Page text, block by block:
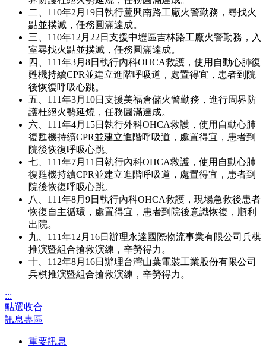
二、110年2月19日執行蘆興南路工廠火警勤務，尋找火
點並撲滅，任務圓滿達成。
三、110年12月22日支援中壢區吉林路工廠火警勤務，入
室尋找火點並撲滅，任務圓滿達成。
四、111年3月8日執行內科OHCA救護，使用自動心肺復
甦機持續CPR並建立進階呼吸道，處置得宜，患者到院
後恢復呼吸心跳。
五、111年3月10日支援美福倉儲火警勤務，進行周界防
護杜絕火勢延燒，任務圓滿達成。
六、111年4月15日執行外科OHCA救護，使用自動心肺
復甦機持續CPR並建立進階呼吸道，處置得宜，患者到
院後恢復呼吸心跳。
七、111年7月11日執行內科OHCA救護，使用自動心肺
復甦機持續CPR並建立進階呼吸道，處置得宜，患者到
院後恢復呼吸心跳。
八、111年8月9日執行內科OHCA救護，現場急救後患者
恢復自主循環，處置得宜，患者到院後意識恢復，順利
出院。
九、111年12月16日辦理永達國際物流事業有限公司兵棋
推演暨組合搶救演練，辛勞得力。
十、112年8月16日辦理台灣山葉電裝工業股份有限公司
兵棋推演暨組合搶救演練，辛勞得力。
:::
點選收合
訊息專區
重要訊息